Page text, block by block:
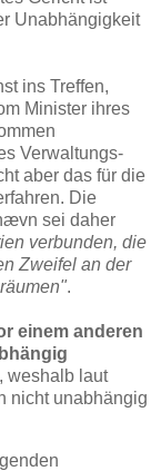
Unabhängigkeit
ins Treffen,
Minister ihres
Verwaltungs-
aber das für die
Die
sei daher
verbunden, die
Zweifel an der
.
einem anderen
weshalb laut
nicht unabhängig